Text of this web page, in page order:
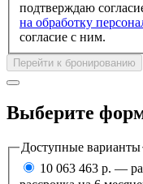
подтверждаю
на обработку
согласие с ним.
Перейти к бронированию
Выберите
Доступные варианты
10 063 463 р. —